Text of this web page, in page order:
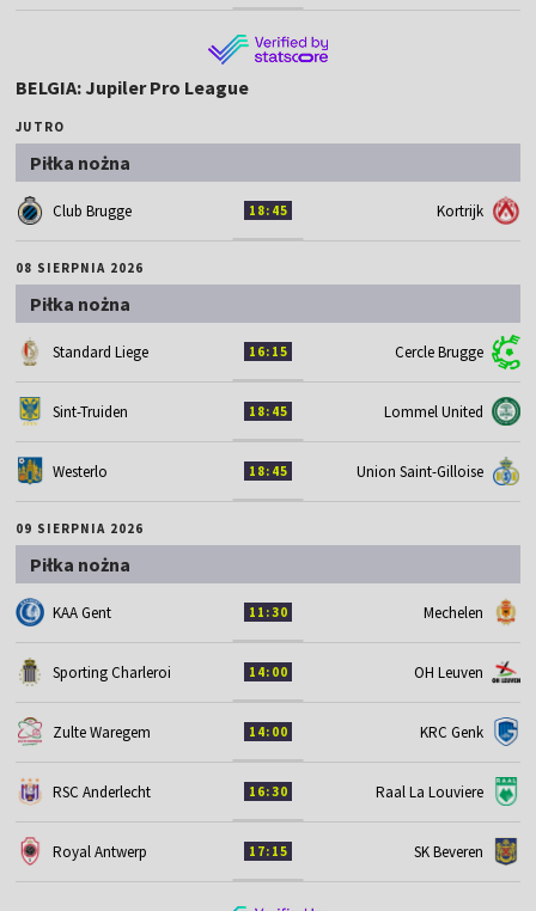
BELGIA: Jupiler Pro League
JUTRO
Piłka nożna
Club Brugge 18:45 Kortrijk
08 SIERPNIA 2026
Piłka nożna
Standard Liege 16:15 Cercle Brugge
Sint-Truiden 18:45 Lommel United
Westerlo 18:45 Union Saint-Gilloise
09 SIERPNIA 2026
Piłka nożna
KAA Gent 11:30 Mechelen
Sporting Charleroi 14:00 OH Leuven
Zulte Waregem 14:00 KRC Genk
RSC Anderlecht 16:30 Raal La Louviere
Royal Antwerp 17:15 SK Beveren